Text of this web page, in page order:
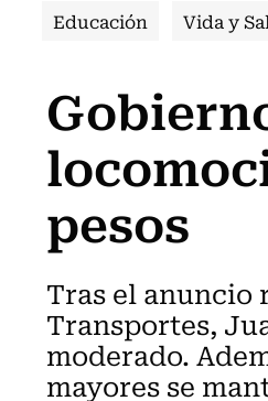
Educación Vida y
pesos
Tras el anuncio
Transportes,
moderado.
mayores se